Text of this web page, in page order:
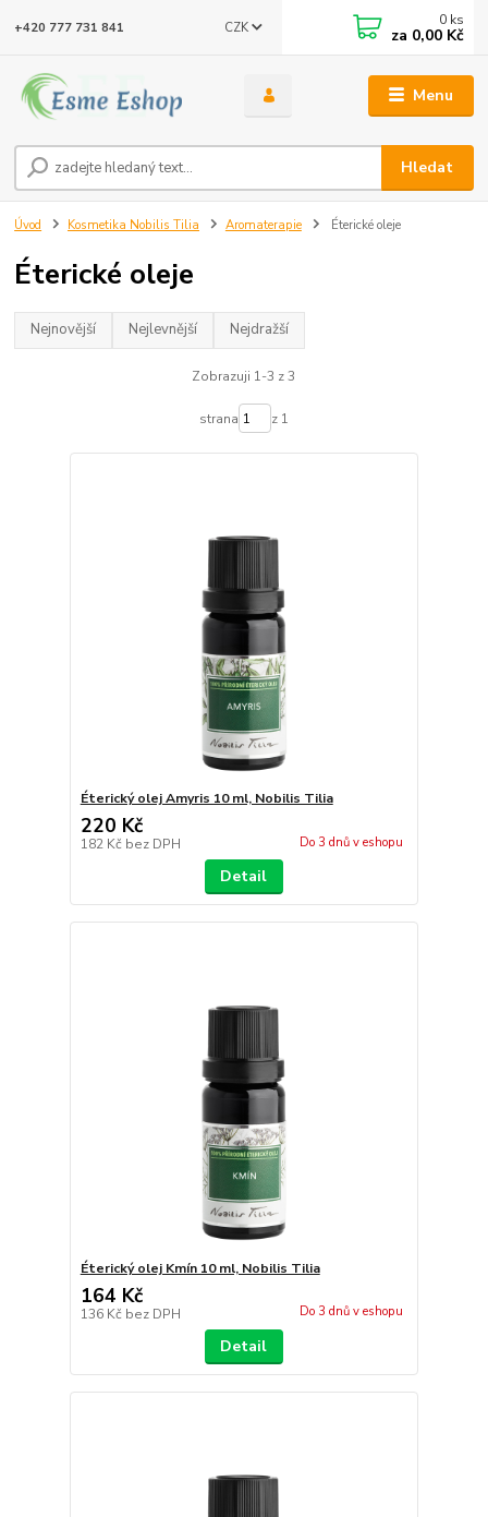
Menu
CZK
Hledat
+420 777 731 841 0 ks
za 0,00 Kč
Úvod Kosmetika Nobilis Tilia Aromaterapie Éterické oleje
Éterické oleje
Nejnovější Nejlevnější Nejdražší
Zobrazuji 1-3 z 3
strana z 1
Éterický olej Amyris 10 ml, Nobilis Tilia
220 Kč
182 Kč bez DPH Do 3 dnů v eshopu
Detail
Éterický olej Kmín 10 ml, Nobilis Tilia
164 Kč
136 Kč bez DPH Do 3 dnů v eshopu
Detail